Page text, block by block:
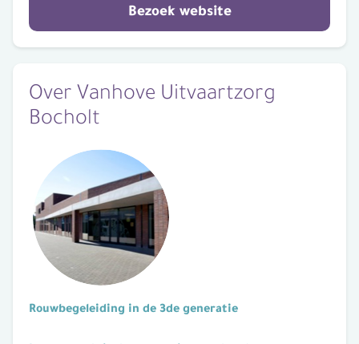
Bezoek website
Over Vanhove Uitvaartzorg
Bocholt
Rouwbegeleiding in de 3de generatie